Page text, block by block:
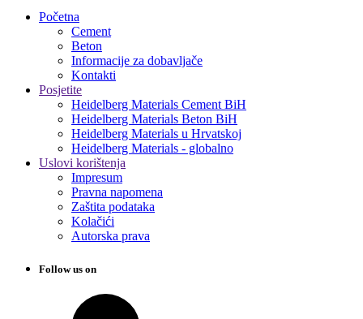
Početna
Cement
Beton
Informacije za dobavljače
Kontakti
Posjetite
Heidelberg Materials Cement BiH
Heidelberg Materials Beton BiH
Heidelberg Materials u Hrvatskoj
Heidelberg Materials - globalno
Uslovi korištenja
Impresum
Pravna napomena
Zaštita podataka
Kolačići
Autorska prava
Follow us on